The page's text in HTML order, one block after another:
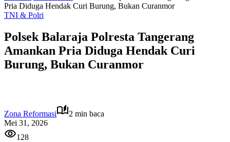
Pria Diduga Hendak Curi Burung, Bukan Curanmor
TNI & Polri
Polsek Balaraja Polresta Tangerang
Amankan Pria Diduga Hendak Curi
Burung, Bukan Curanmor
Zona Reformasi
2 min baca
Mei 31, 2026
128